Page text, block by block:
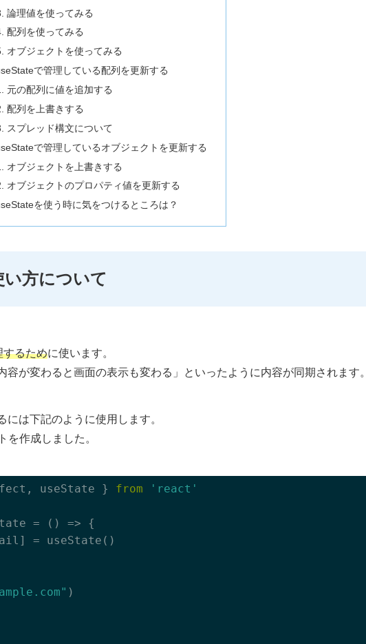
論理値を使ってみる
配列を使ってみる
オブジェクトを使ってみる
で管理している配列を更新する
元の配列に値を追加する
配列を上書きする
スプレッド構文について
で管理しているオブジェクトを更新する
オブジェクトを上書きする
オブジェクトのプロパティ値を更新する
を使う時に気をつけるところは？
方について
するために使います。
が変わると画面の表示も変わる」といったように内容が同期されます。
は下記のように使用します。
を作成しました。
useState } from 'react'
= () => {
= useState()
)